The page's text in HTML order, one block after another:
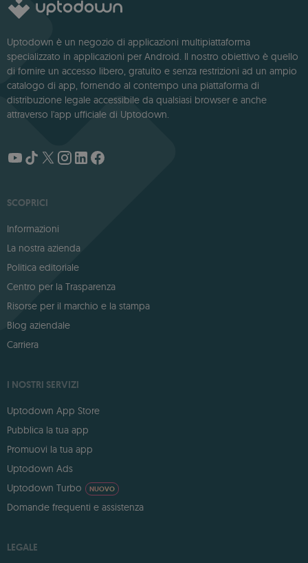
Uptodown è un negozio di applicazioni multipiattaforma
specializzato in applicazioni per Android. Il nostro obiettivo è quello
di fornire un accesso libero, gratuito e senza restrizioni ad un ampio
catalogo di app, fornendo al contempo una piattaforma di
distribuzione legale accessibile da qualsiasi browser e anche
attraverso l'app ufficiale di Uptodown.
SCOPRICI
Informazioni
La nostra azienda
Politica editoriale
Centro per la Trasparenza
Risorse per il marchio e la stampa
Blog aziendale
Carriera
I NOSTRI SERVIZI
Uptodown App Store
Pubblica la tua app
Promuovi la tua app
Uptodown Ads
Uptodown Turbo
NUOVO
Domande frequenti e assistenza
LEGALE